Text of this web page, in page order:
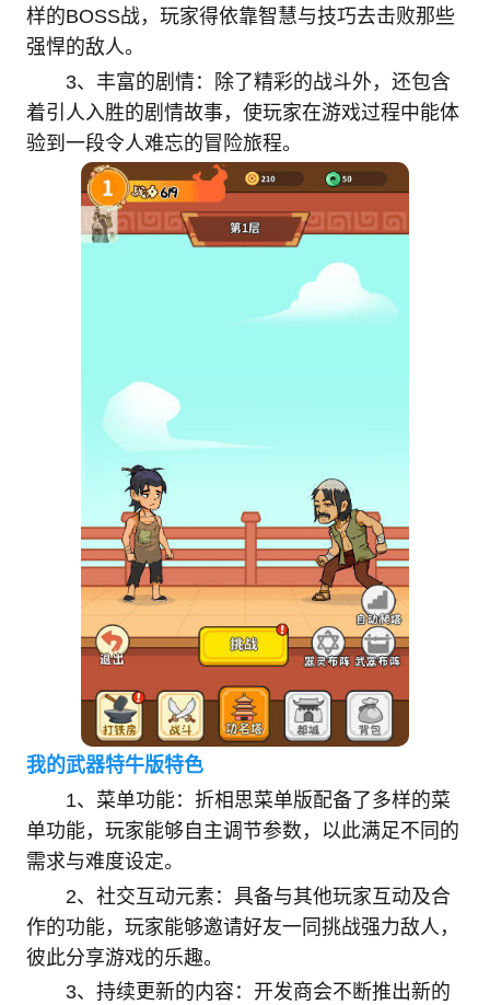
样的BOSS战，玩家得依靠智慧与技巧去击败那些
强悍的敌人。
3、丰富的剧情：除了精彩的战斗外，还包含
着引人入胜的剧情故事，使玩家在游戏过程中能体
验到一段令人难忘的冒险旅程。
我的武器特牛版特色
1、菜单功能：折相思菜单版配备了多样的菜
单功能，玩家能够自主调节参数，以此满足不同的
需求与难度设定。
2、社交互动元素：具备与其他玩家互动及合
作的功能，玩家能够邀请好友一同挑战强力敌人，
彼此分享游戏的乐趣。
3、持续更新的内容：开发商会不断推出新的